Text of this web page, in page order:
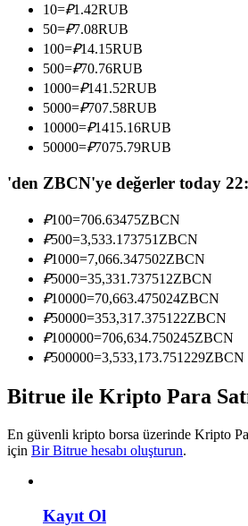
Kopya Tüccarı Olun
Kâr paylaşımı ve kopya ticaret
Bilgi
Ticaret bilgileri vb. dahil olmak
Rehber
10=₽1.42RUB
50=₽7.08RUB
100=₽14.15RUB
500=₽70.76RUB
1000=₽141.52RUB
5000=₽707.58RUB
10000=₽1415.16RUB
50000=₽7075.79RUB
'den ZBCN'ye değerler today
₽100=706.63475ZBCN
₽500=3,533.173751 ZBCN
₽1000=7,066.347502ZBCN
₽5000=35,331.737512ZBCN
₽10000=70,663.475024ZBCN
₽50000=353,317.375122ZBCN
₽100000=706,634.750245ZBCN
₽500000=3,533,173.751229ZBCN
Bitrue ile Kripto Para
En güvenli kripto borsa üzerinde Kripto
için Bir Bitrue hesabı oluşturun.
Kayıt Ol